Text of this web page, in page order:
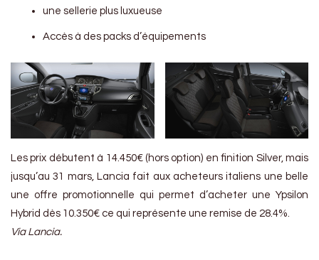
une sellerie plus luxueuse
Accès à des packs d’équipements
Les prix débutent à 14.450€ (hors option) en finition Silver, mais
jusqu’au 31 mars, Lancia fait aux acheteurs italiens une belle
une offre promotionnelle qui permet d’acheter une Ypsilon
Hybrid dès 10.350€ ce qui représente une remise de 28.4%.
Via Lancia.